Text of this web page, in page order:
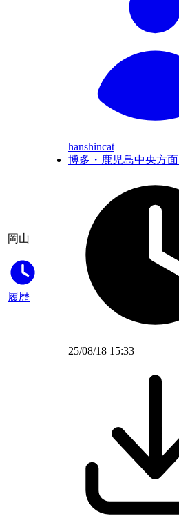
岡山
履歴
hanshincat
博多・鹿児島中央方面
25/08/18 15:33